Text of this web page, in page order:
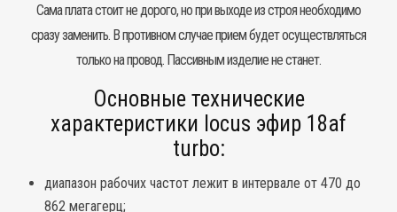
Сама плата стоит не дорого, но при выходе из строя необходимо
сразу заменить. В противном случае прием будет осуществляться
только на провод. Пассивным изделие не станет.
Основные технические
характеристики locus эфир 18af
turbo:
диапазон рабочих частот лежит в интервале от 470 до
862 мегагерц;